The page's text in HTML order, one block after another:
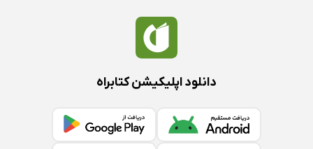
دانلود اپلیکیشن کتابراه